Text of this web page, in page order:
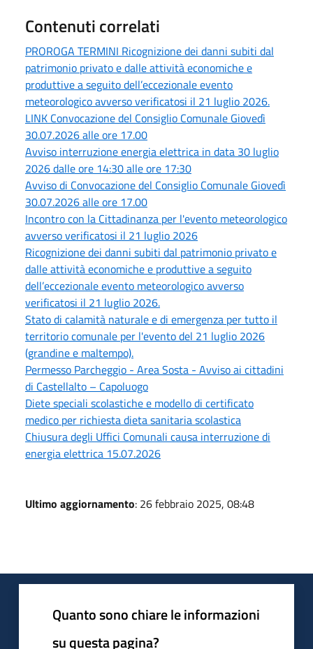
Contenuti correlati
PROROGA TERMINI Ricognizione dei danni subiti dal
patrimonio privato e dalle attività economiche e
produttive a seguito dell’eccezionale evento
meteorologico avverso verificatosi il 21 luglio 2026.
LINK Convocazione del Consiglio Comunale Giovedì
30.07.2026 alle ore 17.00
Avviso interruzione energia elettrica in data 30 luglio
2026 dalle ore 14:30 alle ore 17:30
Avviso di Convocazione del Consiglio Comunale Giovedì
30.07.2026 alle ore 17.00
Incontro con la Cittadinanza per l'evento meteorologico
avverso verificatosi il 21 luglio 2026
Ricognizione dei danni subiti dal patrimonio privato e
dalle attività economiche e produttive a seguito
dell’eccezionale evento meteorologico avverso
verificatosi il 21 luglio 2026.
Stato di calamità naturale e di emergenza per tutto il
territorio comunale per l'evento del 21 luglio 2026
(grandine e maltempo).
Permesso Parcheggio - Area Sosta - Avviso ai cittadini
di Castellalto – Capoluogo
Diete speciali scolastiche e modello di certificato
medico per richiesta dieta sanitaria scolastica
Chiusura degli Uffici Comunali causa interruzione di
energia elettrica 15.07.2026
Ultimo aggiornamento: 26 febbraio 2025, 08:48
Quanto sono chiare le informazioni
su questa pagina?